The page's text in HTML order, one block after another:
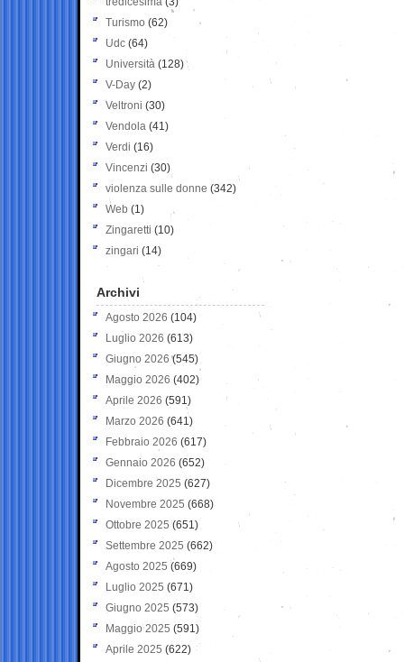
Turismo (62)
Udc (64)
Università (128)
V-Day (2)
Veltroni (30)
Vendola (41)
Verdi (16)
Vincenzi (30)
violenza sulle donne (342)
Web (1)
Zingaretti (10)
zingari (14)
Archivi
Agosto 2026 (104)
Luglio 2026 (613)
Giugno 2026 (545)
Maggio 2026 (402)
Aprile 2026 (591)
Marzo 2026 (641)
Febbraio 2026 (617)
Gennaio 2026 (652)
Dicembre 2025 (627)
Novembre 2025 (668)
Ottobre 2025 (651)
Settembre 2025 (662)
Agosto 2025 (669)
Luglio 2025 (671)
Giugno 2025 (573)
Maggio 2025 (591)
Aprile 2025 (622)